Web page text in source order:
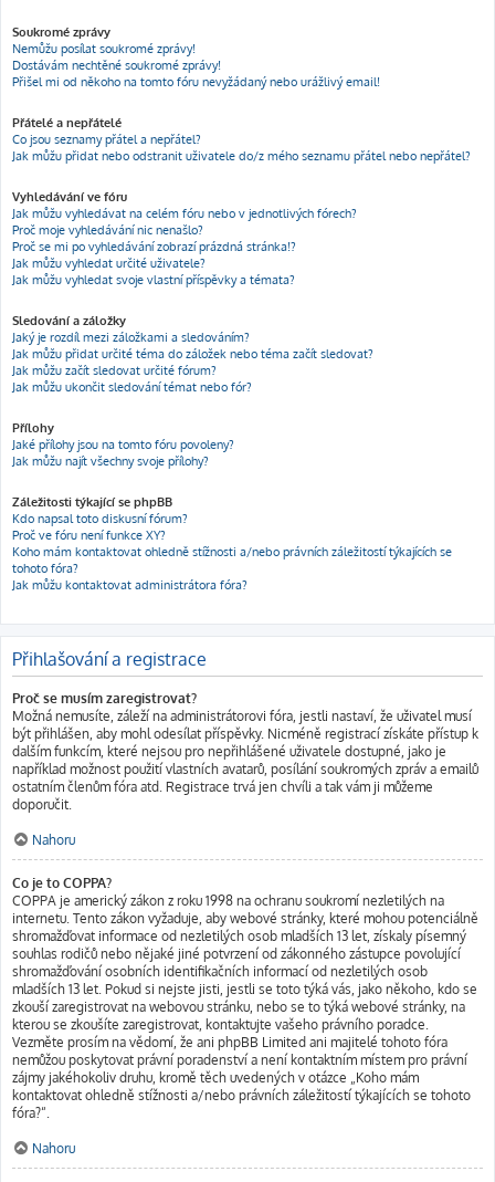
Soukromé zprávy
Nemůžu posílat soukromé zprávy!
Dostávám nechtěné soukromé zprávy!
Přišel mi od někoho na tomto fóru nevyžádaný nebo urážlivý email!
Přátelé a nepřátelé
Co jsou seznamy přátel a nepřátel?
Jak můžu přidat nebo odstranit uživatele do/z mého seznamu přátel nebo nepřátel?
Vyhledávání ve fóru
Jak můžu vyhledávat na celém fóru nebo v jednotlivých fórech?
Proč moje vyhledávání nic nenašlo?
Proč se mi po vyhledávání zobrazí prázdná stránka!?
Jak můžu vyhledat určité uživatele?
Jak můžu vyhledat svoje vlastní příspěvky a témata?
Sledování a záložky
Jaký je rozdíl mezi záložkami a sledováním?
Jak můžu přidat určité téma do záložek nebo téma začít sledovat?
Jak můžu začít sledovat určité fórum?
Jak můžu ukončit sledování témat nebo fór?
Přílohy
Jaké přílohy jsou na tomto fóru povoleny?
Jak můžu najít všechny svoje přílohy?
Záležitosti týkající se phpBB
Kdo napsal toto diskusní fórum?
Proč ve fóru není funkce XY?
Koho mám kontaktovat ohledně stížnosti a/nebo právních záležitostí týkajících se
tohoto fóra?
Jak můžu kontaktovat administrátora fóra?
Přihlašování a registrace
Proč se musím zaregistrovat?
Možná nemusíte, záleží na administrátorovi fóra, jestli nastaví, že uživatel musí
být přihlášen, aby mohl odesílat příspěvky. Nicméně registrací získáte přístup k
dalším funkcím, které nejsou pro nepřihlášené uživatele dostupné, jako je
například možnost použití vlastních avatarů, posílání soukromých zpráv a emailů
ostatním členům fóra atd. Registrace trvá jen chvíli a tak vám ji můžeme
doporučit.
Nahoru
Co je to COPPA?
COPPA je americký zákon z roku 1998 na ochranu soukromí nezletilých na
internetu. Tento zákon vyžaduje, aby webové stránky, které mohou potenciálně
shromažďovat informace od nezletilých osob mladších 13 let, získaly písemný
souhlas rodičů nebo nějaké jiné potvrzení od zákonného zástupce povolující
shromažďování osobních identifikačních informací od nezletilých osob
mladších 13 let. Pokud si nejste jisti, jestli se toto týká vás, jako někoho, kdo se
zkouší zaregistrovat na webovou stránku, nebo se to týká webové stránky, na
kterou se zkoušíte zaregistrovat, kontaktujte vašeho právního poradce.
Vezměte prosím na vědomí, že ani phpBB Limited ani majitelé tohoto fóra
nemůžou poskytovat právní poradenství a není kontaktním místem pro právní
zájmy jakéhokoliv druhu, kromě těch uvedených v otázce „Koho mám
kontaktovat ohledně stížnosti a/nebo právních záležitostí týkajících se tohoto
fóra?“.
Nahoru